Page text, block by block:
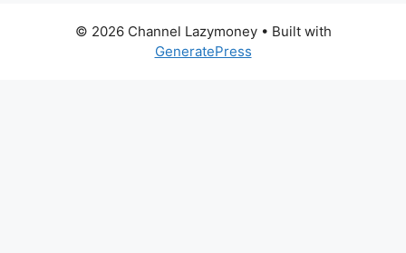
© 2026 Channel Lazymoney• Built with
GeneratePress